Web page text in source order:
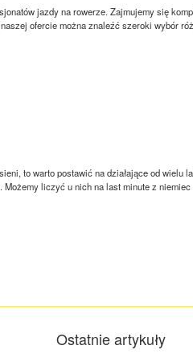
jazdy na rowerze. Zajmujemy się
ofercie można znaleźć szeroki wybór
to warto postawić na działające od wielu
liczyć u nich na last minute z
Ostatnie artykuły